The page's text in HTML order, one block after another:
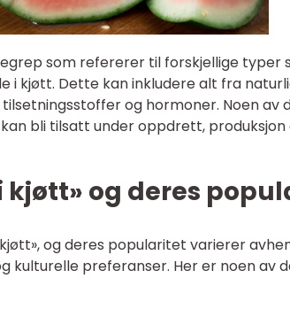
som refererer til forskjellige typer
i kjøtt. Dette kan inkludere alt fra
og hormoner. Noen av
bli tilsatt under oppdrett,
kjøtt» og deres
og deres popularitet varierer
kulturelle preferanser. Her er noen av